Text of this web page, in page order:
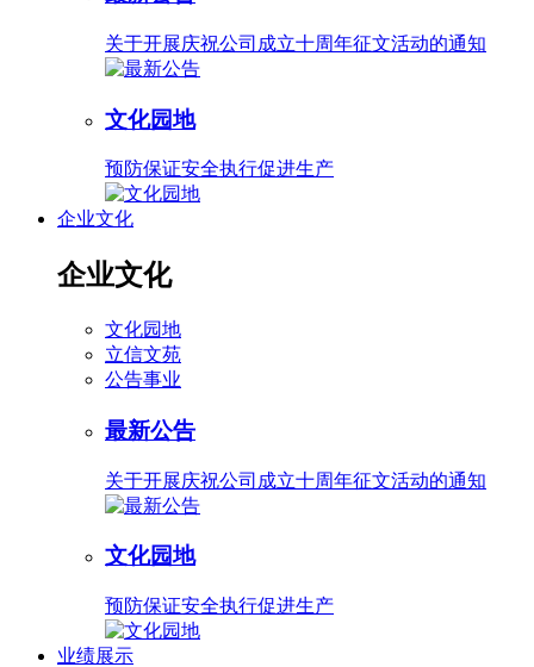
关于开展庆祝公司成立十周年征文活动的通知
文化园地
预防保证安全执行促进生产
企业文化
企业文化
文化园地
立信文苑
公告事业
最新公告
关于开展庆祝公司成立十周年征文活动的通知
文化园地
预防保证安全执行促进生产
业绩展示